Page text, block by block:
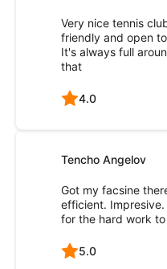
Very nice tennis
friendly and open
It's always full
that
4.0
Tencho Angelov
Got my facsine
efficient.
for the hard work
5.0